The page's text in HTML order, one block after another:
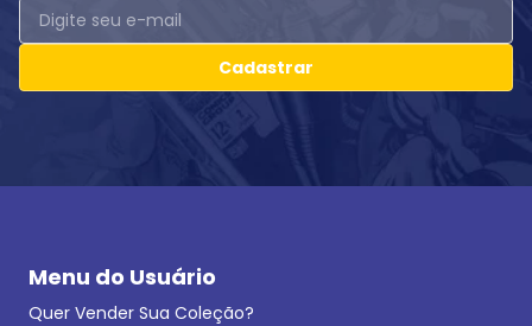
Cadastrar
Menu do Usuário
Quer Vender Sua Coleção?